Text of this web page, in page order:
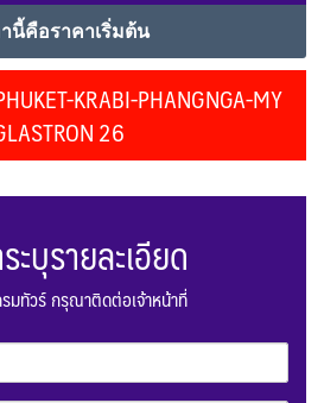
นี้คือราคาเริ่มต้น
KRABI-PHANGNGA-MY
26
บุรายละเอียด
รมทัวร์ กรุณาติดต่อเจ้าหน้าที่